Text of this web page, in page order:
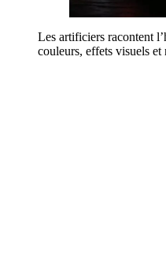
Les artificiers racontent
couleurs, effets visuels et